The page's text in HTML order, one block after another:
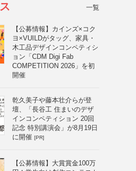
一覧
【公募情報】カインズ×コク
ヨ×VUILDがタッグ、家具・
木工品デザインコンペティシ
ョン「CDM Digi Fab
COMPETITION 2026」を初
開催
乾久美子や藤本壮介らが登
壇、「長谷工 住まいのデザ
インコンペティション 20回
記念 特別講演会」が8月19日
に開催 [PR]
【公募情報】大賞賞金100万